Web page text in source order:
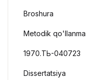
Broshura
Metodik qo'llanma
1970.ТЬ-040723
Dissertatsiya